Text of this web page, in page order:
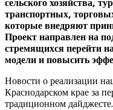
сельского хозяйства,
транспортных,
которые внедряют
Проект направлен на
стремящихся перейти
модели и повысить
Новости о реализации
Краснодарском крае за
традиционном дайджесте.